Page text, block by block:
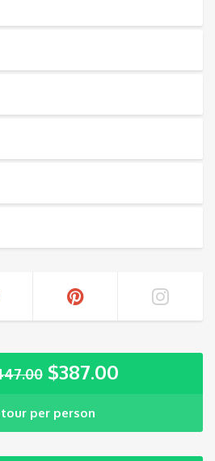
$387.00
tour per person